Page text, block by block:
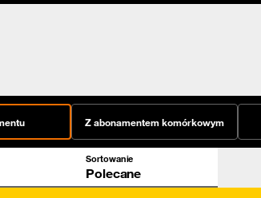
Z abonamentem komórkowym
Sortowanie
Polecane